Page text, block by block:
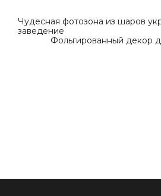
Чудесная фотозона из шаров
заведение
Фольгированный декор